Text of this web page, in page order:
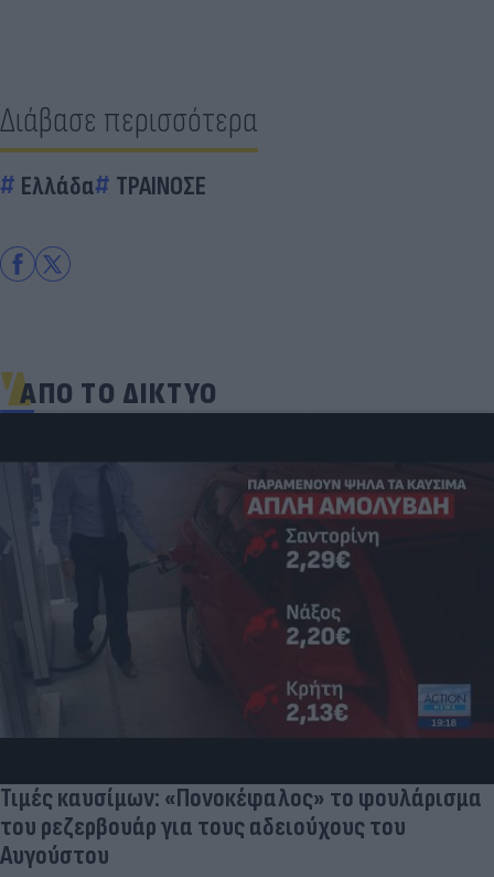
Διάβασε περισσότερα
Ελλάδα ΤΡΑΙΝΟΣΕ
ΑΠΟ ΤΟ ΔΙΚΤΥΟ
«Στην pole position για Κωνσταντέλια η
Ντόρτμουντ»